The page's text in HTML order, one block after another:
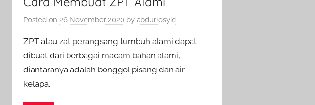
Posted on 26 November 2020 by abdurrosyid
ZPT atau zat perangsang tumbuh alami dapat
dibuat dari berbagai macam bahan alami,
diantaranya adalah bonggol pisang dan air
kelapa.